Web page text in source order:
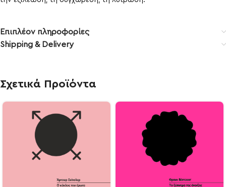
Επιπλέον πληροφορίες
Shipping & Delivery
Σχετικά Προϊόντα